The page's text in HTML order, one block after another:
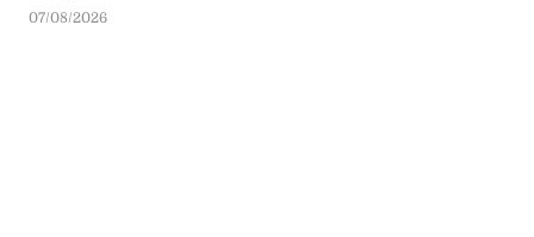
07/08/2026